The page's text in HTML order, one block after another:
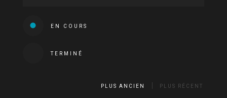
EN COURS
TERMINÉ
PLUS ANCIEN PLUS RÉCENT